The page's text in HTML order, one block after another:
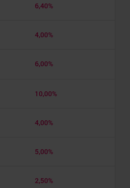
6,40%
4,00%
6,00%
10,00%
4,00%
5,00%
2,50%